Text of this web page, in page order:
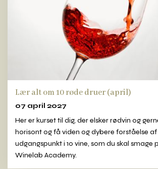
Lær alt om 10 røde druer (april)
07 april 2027
Her er kurset til dig, der elsker rødvin og
horisont og få viden og dybere forståelse
udgangspunkt i 10 vine, som du skal smage
Winelab Academy.